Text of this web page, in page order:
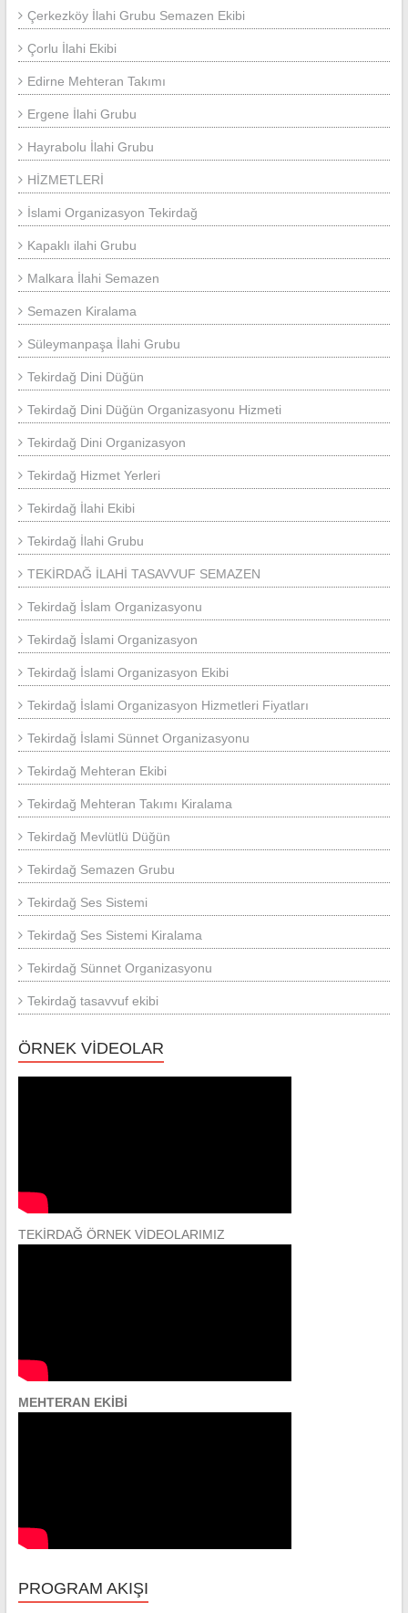
Çerkezköy İlahi Grubu Semazen Ekibi
Çorlu İlahi Ekibi
Edirne Mehteran Takımı
Ergene İlahi Grubu
Hayrabolu İlahi Grubu
HİZMETLERİ
İslami Organizasyon Tekirdağ
Kapaklı ilahi Grubu
Malkara İlahi Semazen
Semazen Kiralama
Süleymanpaşa İlahi Grubu
Tekirdağ Dini Düğün
Tekirdağ Dini Düğün Organizasyonu Hizmeti
Tekirdağ Dini Organizasyon
Tekirdağ Hizmet Yerleri
Tekirdağ İlahi Ekibi
Tekirdağ İlahi Grubu
TEKİRDAĞ İLAHİ TASAVVUF SEMAZEN
Tekirdağ İslam Organizasyonu
Tekirdağ İslami Organizasyon
Tekirdağ İslami Organizasyon Ekibi
Tekirdağ İslami Organizasyon Hizmetleri Fiyatları
Tekirdağ İslami Sünnet Organizasyonu
Tekirdağ Mehteran Ekibi
Tekirdağ Mehteran Takımı Kiralama
Tekirdağ Mevlütlü Düğün
Tekirdağ Semazen Grubu
Tekirdağ Ses Sistemi
Tekirdağ Ses Sistemi Kiralama
Tekirdağ Sünnet Organizasyonu
Tekirdağ tasavvuf ekibi
ÖRNEK VİDEOLAR
TEKİRDAĞ ÖRNEK VİDEOLARIMIZ
MEHTERAN EKİBİ
PROGRAM AKIŞI